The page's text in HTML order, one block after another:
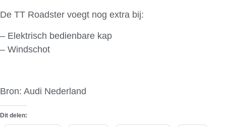
De TT Roadster voegt nog extra bij:
– Elektrisch bedienbare kap
– Windschot
Bron: Audi Nederland
Dit delen: